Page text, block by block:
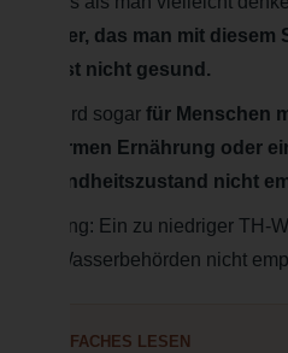
Wasser, das man mit
und ist nicht gesund.
Sie wird sogar für Menschen
salzarmen Ernährung oder
Gesundheitszustand nicht
Achtung: Ein zu niedriger TH-
den Wasserbehörden nicht
EINFACHES LESEN